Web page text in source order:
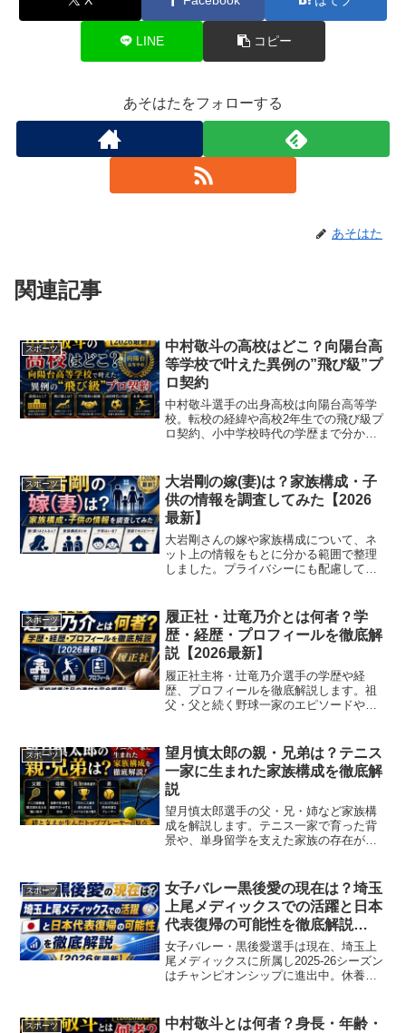
LINE コピー
あそはたをフォローする
あそはた
関連記事
スポーツ
中村敬斗の高校はどこ？向陽台高
等学校で叶えた異例の”飛び級”プ
ロ契約
中村敬斗選手の出身高校は向陽台高等学
校。転校の経緯や高校2年生での飛び級プ
ロ契約、小中学校時代の学歴まで分かり
スポーツ
大岩剛の嫁(妻)は？家族構成・子
供の情報を調査してみた【2026
最新】
大岩剛さんの嫁や家族構成について、ネ
ット上の情報をもとに分かる範囲で整理
しました。プライバシーにも配慮して解
スポーツ
履正社・辻竜乃介とは何者？学
歴・経歴・プロフィールを徹底解
説【2026最新】
履正社主将・辻竜乃介選手の学歴や経
歴、プロフィールを徹底解説します。祖
父・父と続く野球一家のエピソードや甲
スポーツ
望月慎太郎の親・兄弟は？テニス
一家に生まれた家族構成を徹底解
説
望月慎太郎選手の父・兄・姉など家族構
成を解説します。テニス一家で育った背
景や、単身留学を支えた家族の存在が分
スポーツ
女子バレー黒後愛の現在は？埼玉
上尾メディックスでの活躍と日本
代表復帰の可能性を徹底解説
【2026年最新】
女子バレー・黒後愛選手は現在、埼玉上
尾メディックスに所属し2025-26シーズン
はチャンピオンシップに進出中。休養を
す。
スポーツ
中村敬斗とは何者？身長・年齢・